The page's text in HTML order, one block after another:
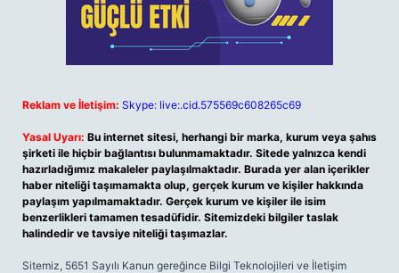
Reklam ve İletişim: Skype: live:.cid.575569c608265c69
Yasal Uyarı: Bu internet sitesi, herhangi bir marka, kurum veya şahıs
şirketi ile hiçbir bağlantısı bulunmamaktadır. Sitede yalnızca kendi
hazırladığımız makaleler paylaşılmaktadır. Burada yer alan içerikler
haber niteliği taşımamakta olup, gerçek kurum ve kişiler hakkında
paylaşım yapılmamaktadır. Gerçek kurum ve kişiler ile isim
benzerlikleri tamamen tesadüfidir. Sitemizdeki bilgiler taslak
halindedir ve tavsiye niteliği taşımazlar.
Sitemiz, 5651 Sayılı Kanun gereğince Bilgi Teknolojileri ve İletişim